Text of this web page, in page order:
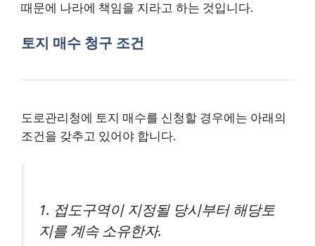
때문에 나라에 책임을 지라고 하는 것입니다.
토지 매수 청구 조건
도로관리청에 토지 매수를 신청할 경우에는 아래의
조건을 갖추고 있어야 합니다.
1. 접도구역이 지정될 당시부터 해당토
지를 계속 소유한자.